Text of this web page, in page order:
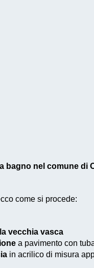
bagno nel comune di
come si procede:
vecchia vasca
a pavimento con
in acrilico di misura